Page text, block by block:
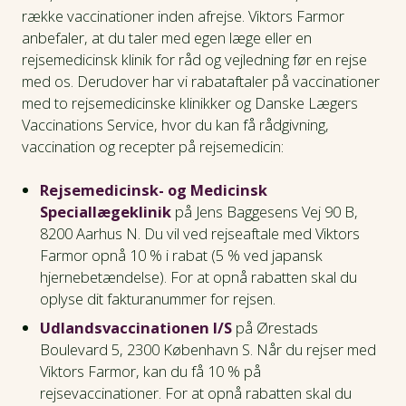
række vaccinationer inden afrejse. Viktors Farmor
anbefaler, at du taler med egen læge eller en
rejsemedicinsk klinik for råd og vejledning før en rejse
med os. Derudover har vi rabataftaler på vaccinationer
med to rejsemedicinske klinikker og Danske Lægers
Vaccinations Service, hvor du kan få rådgivning,
vaccination og recepter på rejsemedicin:
Rejsemedicinsk- og Medicinsk
Speciallægeklinik på Jens Baggesens Vej 90 B,
8200 Aarhus N. Du vil ved rejseaftale med Viktors
Farmor opnå 10 % i rabat (5 % ved japansk
hjernebetændelse). For at opnå rabatten skal du
oplyse dit fakturanummer for rejsen.
Udlandsvaccinationen I/S på Ørestads
Boulevard 5, 2300 København S. Når du rejser med
Viktors Farmor, kan du få 10 % på
rejsevaccinationer. For at opnå rabatten skal du